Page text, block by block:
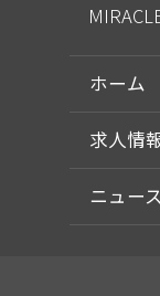
ホーム
求人情
ニュース